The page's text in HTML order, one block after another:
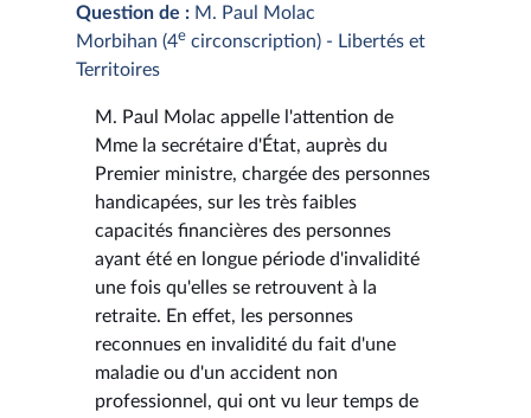
Question de : M. Paul Molac
Morbihan (4e circonscription) - Libertés et
Territoires
M. Paul Molac appelle l'attention de
Mme la secrétaire d'État, auprès du
Premier ministre, chargée des personnes
handicapées, sur les très faibles
capacités financières des personnes
ayant été en longue période d'invalidité
une fois qu'elles se retrouvent à la
retraite. En effet, les personnes
reconnues en invalidité du fait d'une
maladie ou d'un accident non
professionnel, qui ont vu leur temps de